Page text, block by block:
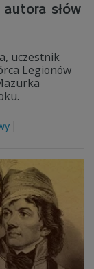
słów
uczestnik
Legionów